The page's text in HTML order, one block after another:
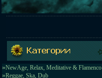
»NewAge, Relax, Meditative & Flamenco
»Reggae, Ska, Dub